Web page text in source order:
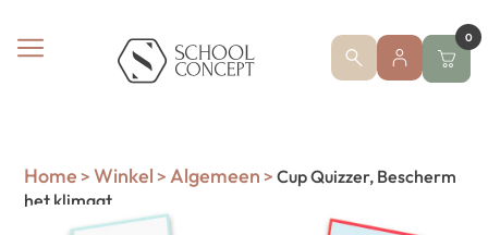
0
Home > Winkel > Algemeen > Cup Quizzer, Bescherm
het klimaat